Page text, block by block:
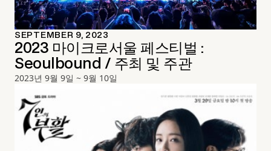
SEPTEMBER 9, 2023
2023 마이크로서울 페스티벌 :
Seoulbound / 주최 및 주관
2023년 9월 9일 ~ 9월 10일